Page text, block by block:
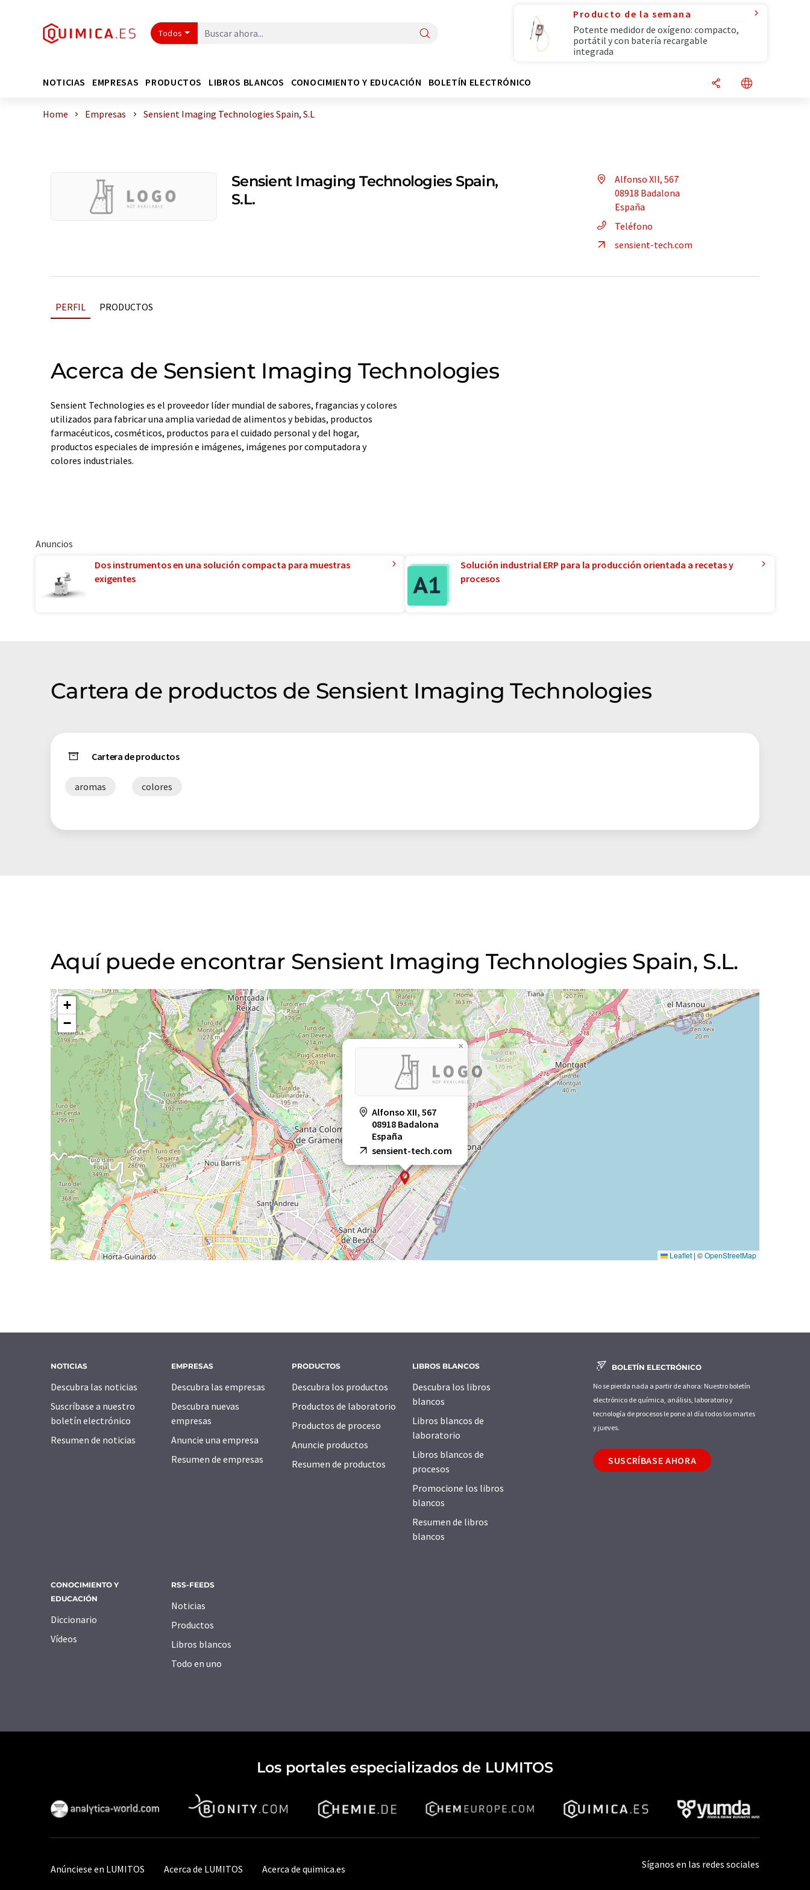
Todos
Producto de la semana
Potente medidor de oxígeno: compacto,
portátil y con batería recargable
integrada
NOTICIAS EMPRESAS PRODUCTOS LIBROS BLANCOS CONOCIMIENTO Y EDUCACIÓN BOLETÍN ELECTRÓNICO
Home Empresas Sensient Imaging Technologies Spain, S.L
Sensient Imaging Technologies Spain,
S.L.
Alfonso XII, 567
08918 Badalona
España
Teléfono
sensient-tech.com
PERFIL PRODUCTOS
Acerca de Sensient Imaging Technologies
Sensient Technologies es el proveedor líder mundial de sabores, fragancias y colores
utilizados para fabricar una amplia variedad de alimentos y bebidas, productos
farmacéuticos, cosméticos, productos para el cuidado personal y del hogar,
productos especiales de impresión e imágenes, imágenes por computadora y
colores industriales.
Anuncios
Dos instrumentos en una solución compacta para muestras
exigentes
Solución industrial ERP para la producción orientada a recetas y
procesos
Cartera de productos de Sensient Imaging Technologies
Cartera de productos
aromas colores
Aquí puede encontrar Sensient Imaging Technologies Spain, S.L.
Alfonso XII, 567
08918 Badalona
España
sensient-tech.com
×
+
−
Leaflet | ©OpenStreetMap
NOTICIAS
Descubra las noticias
Suscríbase a nuestro
boletín electrónico
Resumen de noticias
EMPRESAS
Descubra las empresas
Descubra nuevas
empresas
Anuncie una empresa
Resumen de empresas
PRODUCTOS
Descubra los productos
Productos de laboratorio
Productos de proceso
Anuncie productos
Resumen de productos
LIBROS BLANCOS
Descubra los libros
blancos
Libros blancos de
laboratorio
Libros blancos de
procesos
Promocione los libros
blancos
Resumen de libros
blancos
CONOCIMIENTO Y
EDUCACIÓN
Diccionario
Vídeos
RSS-FEEDS
Noticias
Productos
Libros blancos
Todo en uno
BOLETÍN ELECTRÓNICO
No se pierda nada a partir de ahora: Nuestro boletín
electrónico de química, análisis, laboratorio y
tecnología de procesos le pone al día todos los martes
y jueves.
SUSCRÍBASE AHORA
Los portales especializados de LUMITOS
Anúnciese en LUMITOS Acerca de LUMITOS Acerca de quimica.es Síganos en las redes sociales